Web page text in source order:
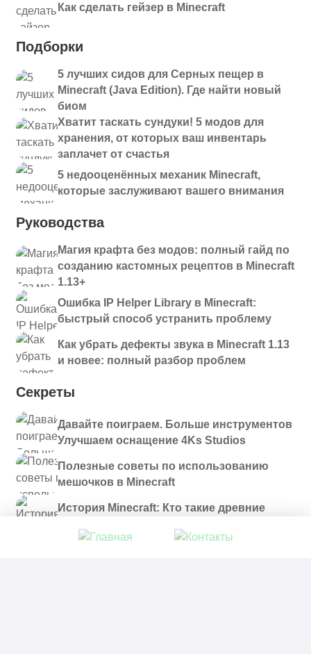
Как сделать гейзер в Minecraft
Подборки
5 лучших сидов для Серных пещер в
Minecraft (Java Edition). Где найти новый
биом
Хватит таскать сундуки! 5 модов для
хранения, от которых ваш инвентарь
заплачет от счастья
5 недооценённых механик Minecraft,
которые заслуживают вашего внимания
Руководства
Магия крафта без модов: полный гайд по
созданию кастомных рецептов в Minecraft
1.13+
Ошибка IP Helper Library в Minecraft:
быстрый способ устранить проблему
Как убрать дефекты звука в Minecraft 1.13
и новее: полный разбор проблем
Секреты
Давайте поиграем. Больше инструментов
Улучшаем оснащение 4Ks Studios
Полезные советы по использованию
мешочков в Minecraft
История Minecraft: Кто такие древние